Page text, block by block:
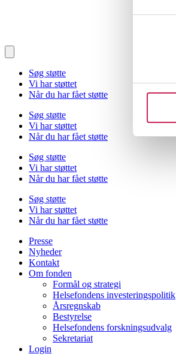
Søg støtte
Vi har støttet
Når du har fået støtte
Søg støtte
Vi har støttet
Når du har fået støtte
Søg støtte
Vi har støttet
Når du har fået støtte
Søg støtte
Vi har støttet
Når du har fået støtte
Presse
Nyheder
Kontakt
Om fonden
Formål og strategi
Helsefondens investeringspolitik
Årsregnskab
Bestyrelse
Helsefondens forskningsudvalg
Sekretariat
Login